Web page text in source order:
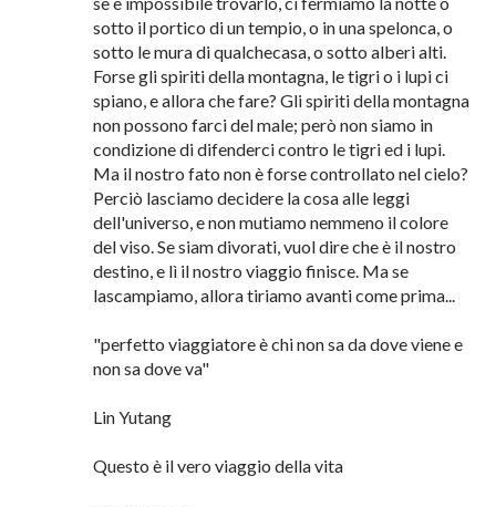
spie. Allora cerchiamo di scamparla, sia con la
nostra astuzia, che con la nostra sincerità. Se non
possiamo scamparla, allora lì il nostro viaggio
finisce. Ma se la scampiamo, allora tiriamoavanti
come prima. La notte, certamente, ci fermiamo o a
una capanna di stuoie o a un rifugio di pietra, ma
se è impossibile trovarlo, ci fermiamo la notte o
sotto il portico di un tempio, o in una spelonca, o
sotto le mura di qualchecasa, o sotto alberi alti.
Forse gli spiriti della montagna, le tigri o i lupi ci
spiano, e allora che fare? Gli spiriti della montagna
non possono farci del male; però non siamo in
condizione di difenderci contro le tigri ed i lupi.
Perciò lasciamo decidere la cosa alle leggi
dell'universo, e non mutiamo nemmeno il colore
destino, e lì il nostro viaggio finisce. Ma se